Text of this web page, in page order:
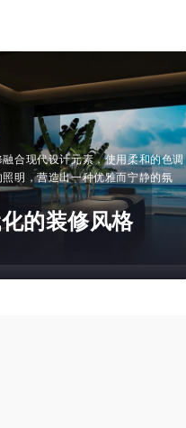
合现代设计元素，使用柔和的色调
明，营造出一种优雅而宁静的氛
的装修风格